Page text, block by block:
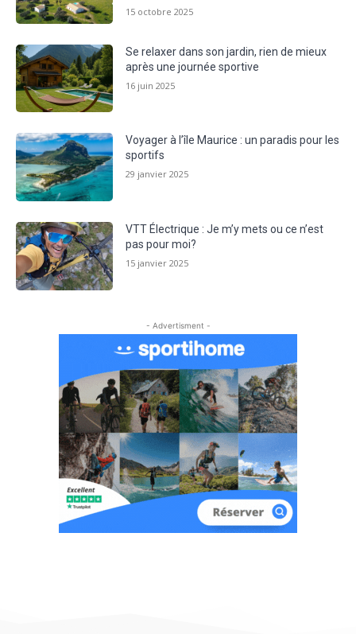
15 octobre 2025
Se relaxer dans son jardin, rien de mieux
après une journée sportive
16 juin 2025
Voyager à l’île Maurice : un paradis pour les
sportifs
29 janvier 2025
VTT Électrique : Je m’y mets ou ce n’est
pas pour moi?
15 janvier 2025
- Advertisment -